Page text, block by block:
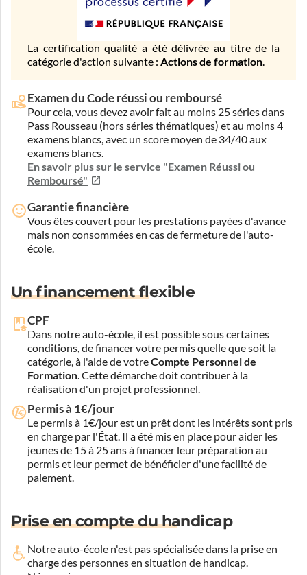
La certification qualité a été délivrée au titre de la
catégorie d'action suivante : Actions de formation.
Examen du Code réussi ou remboursé
Pour cela, vous devez avoir fait au moins 25 séries dans
Pass Rousseau (hors séries thématiques) et au moins 4
examens blancs, avec un score moyen de 34/40 aux
examens blancs.
En savoir plus sur le service "Examen Réussi ou
Remboursé"
Garantie financière
Vous êtes couvert pour les prestations payées d'avance
mais non consommées en cas de fermeture de l'auto-
école.
Un financement flexible
CPF
Dans notre auto-école, il est possible sous certaines
conditions, de financer votre permis quelle que soit la
catégorie, à l'aide de votreCompte Personnel de
Formation. Cette démarche doit contribuer à la
réalisation d'un projet professionnel.
Permis à 1€/jour
Le permis à 1€/jour est un prêt dont les intérêts sont pris
en charge par l'État. Il a été mis en place pour aider les
jeunes de 15 à 25 ans à financer leur préparation au
permis et leur permet de bénéficier d'une facilité de
paiement.
Prise en compte du handicap
Notre auto-école n'est pas spécialisée dans la prise en
charge des personnes en situation de handicap.